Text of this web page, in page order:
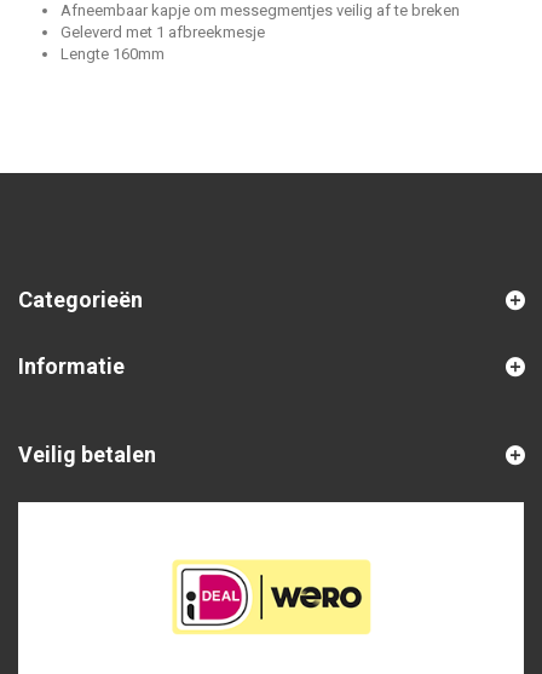
Afneembaar kapje om messegmentjes veilig af te breken
Geleverd met 1 afbreekmesje
Lengte 160mm
Categorieën
Informatie
Veilig betalen